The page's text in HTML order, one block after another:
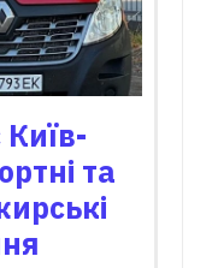
Київ-
та